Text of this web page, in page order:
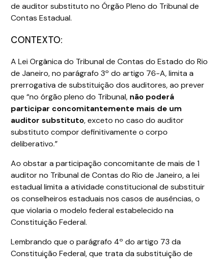
de auditor substituto no Órgão Pleno do Tribunal de
Contas Estadual.
CONTEXTO:
A Lei Orgânica do Tribunal de Contas do Estado do Rio
de Janeiro, no parágrafo 3º do artigo 76-A, limita a
prerrogativa de substituição dos auditores, ao prever
que “no órgão pleno do Tribunal, não poderá
participar concomitantemente mais de um
auditor substituto, exceto no caso do auditor
substituto compor definitivamente o corpo
deliberativo.”
Ao obstar a participação concomitante de mais de 1
auditor no Tribunal de Contas do Rio de Janeiro, a lei
estadual limita a atividade constitucional de substituir
os conselheiros estaduais nos casos de ausências, o
que violaria o modelo federal estabelecido na
Constituição Federal.
Lembrando que o parágrafo 4º do artigo 73 da
Constituição Federal, que trata da substituição de